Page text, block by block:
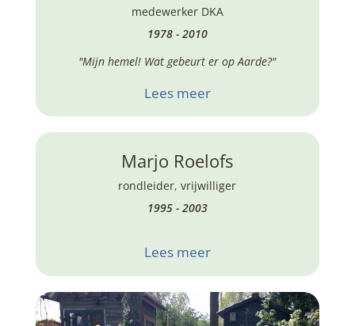
medewerker DKA
1978 - 2010
"Mijn hemel! Wat gebeurt er op Aarde?"
Lees meer
Marjo Roelofs
rondleider, vrijwilliger
1995 - 2003
Lees meer